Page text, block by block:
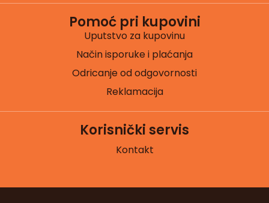
Pomoć pri kupovini
Uputstvo za kupovinu
Način isporuke i plaćanja
Odricanje od odgovornosti
Reklamacija
Korisnički servis
Kontakt